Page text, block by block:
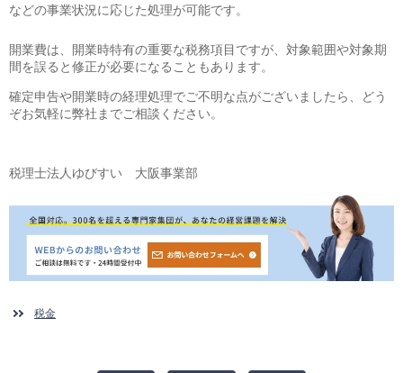
などの事業状況に応じた処理が可能です。
開業費は、開業時特有の重要な税務項目ですが、対象範囲や対象期
間を誤ると修正が必要になることもあります。
確定申告や開業時の経理処理でご不明な点がございましたら、どう
ぞお気軽に弊社までご相談ください。
税理士法人ゆびすい 大阪事業部
税金